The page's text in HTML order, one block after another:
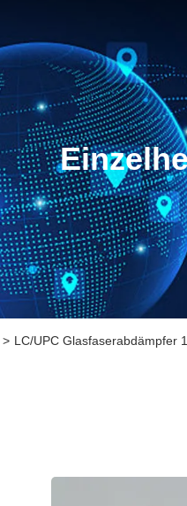
> LC/UPC Glasfaserabdämpfer 1